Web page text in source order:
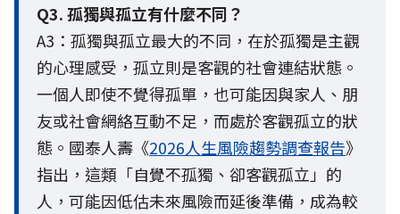
Q3. 孤獨與孤立有什麼不同？
A3：孤獨與孤立最大的不同，在於孤獨是主觀
的心理感受，孤立則是客觀的社會連結狀態。
一個人即使不覺得孤單，也可能因與家人、朋
友或社會網絡互動不足，而處於客觀孤立的狀
態。國泰人壽《2026人生風險趨勢調查報告》
指出，這類「自覺不孤獨、卻客觀孤立」的
人，可能因低估未來風險而延後準備，成為較